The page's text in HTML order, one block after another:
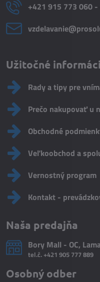
+421 915 773 060
Užitočné
Rady a tipy pre
Prečo nakupovať u
Obchodné
Veľkoobchod a
Vernostný program
Kontakt -
Naša predajňa
Bory Mall - OC,
tel.č.+421 905 777 889
Osobný odber